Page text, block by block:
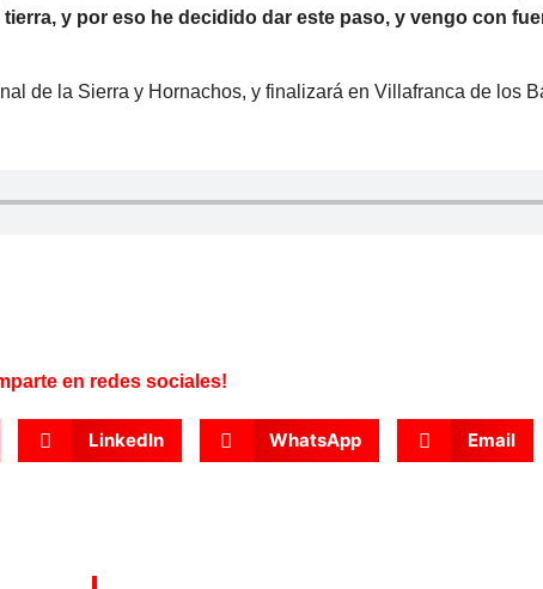
y por eso he decidido dar este paso, y vengo con
de la Sierra y Hornachos, y finalizará en Villafranca de los
en redes sociales!
LinkedIn WhatsApp Email